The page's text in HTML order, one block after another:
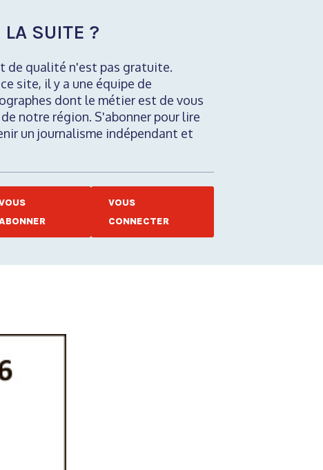
SUITE ?
de qualité n'est pas gratuite.
site, il y a une équipe de
dont le métier est de vous
notre région. S'abonner pour lire
un journalisme indépendant et
VOUS
CONNECTER